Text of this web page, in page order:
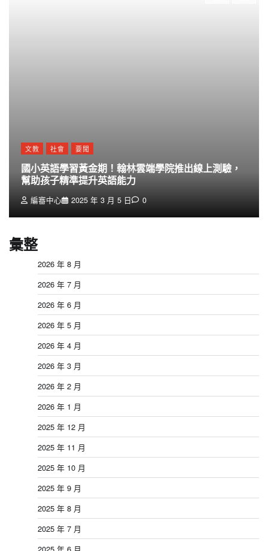
文教 社會 要聞
國小英語學習黃金期！翰林雲端學院推出線上測驗，
幫助孩子精準提升英語能力
編審中心 2025 年 3 月 5 日 0
彙整
2026 年 8 月
2026 年 7 月
2026 年 6 月
2026 年 5 月
2026 年 4 月
2026 年 3 月
2026 年 2 月
2026 年 1 月
2025 年 12 月
2025 年 11 月
2025 年 10 月
2025 年 9 月
2025 年 8 月
2025 年 7 月